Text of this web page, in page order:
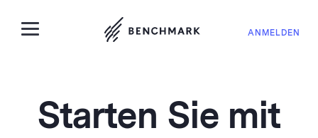
ANMELDEN
Starten Sie mit